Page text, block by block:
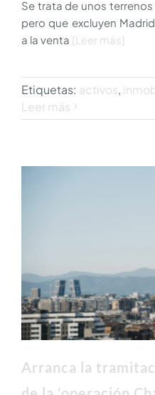
Se trata de unos
pero que excluyen
a la venta [Leer más]
Etiquetas: activos,
Leer más
Arranca la